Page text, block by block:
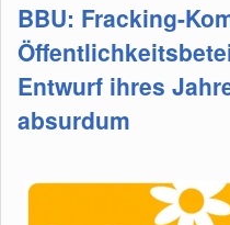
BBU: Fracking-
Entwurf ihres
absurdum